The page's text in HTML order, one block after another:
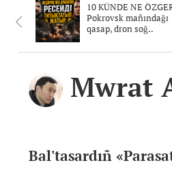
10 KÜNDE NE
Pokrovsk mañındağı
qasap, dron soğ..
Mwrat
Bal'tasardıñ